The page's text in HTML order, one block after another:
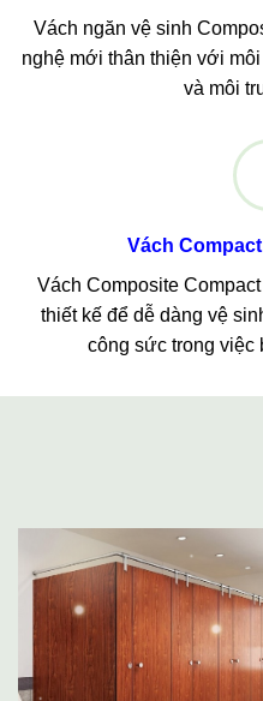
Vách ngăn vệ sinh
nghệ mới thân thiện với
và môi
Vách
Vách Composite
thiết kế để dễ dàng vệ
công sức trong việc